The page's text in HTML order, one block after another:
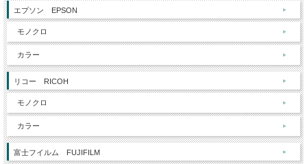
エプソン EPSON
モノクロ
カラー
リコー RICOH
モノクロ
カラー
富士フイルム FUJIFILM